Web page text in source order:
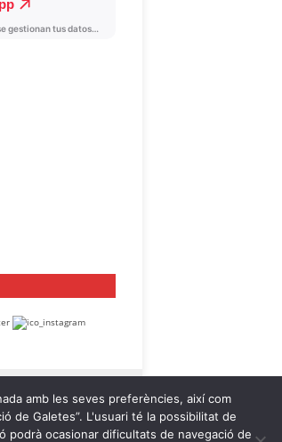
amb les seves preferències, així com
de Galetes”. L'usuari té la possibilitat de
podrà ocasionar dificultats de navegació de